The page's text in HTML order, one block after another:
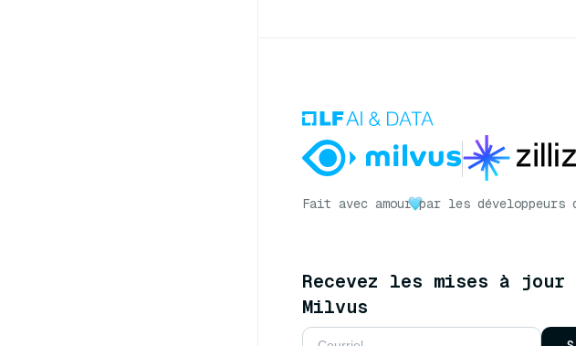
Fait avec amour par les développeurs
Recevez les mises à jour
Milvus